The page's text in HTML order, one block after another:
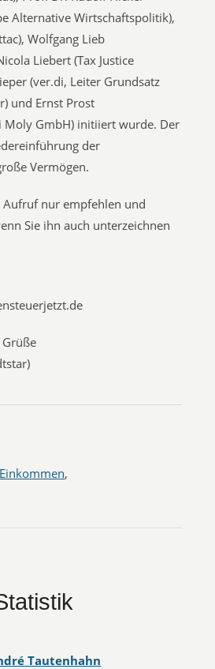
Alternative Wirtschaftspolitik),
Wolfgang Lieb
Liebert (Tax Justice
(ver.di, Leiter Grundsatz
und Ernst Prost
Moly GmbH) initiiert wurde. Der
der
Vermögen.
Aufruf nur empfehlen und
Sie ihn auch unterzeichnen
Einkommen,
Tautenhahn